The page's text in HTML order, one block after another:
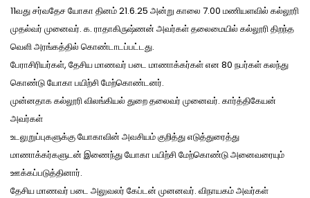
11வது சர்வதேச யோகா தினம் 21.6.25 அன்று காலை 7.00 மணியளவில் கல்லூரி
முதல்வர் முனைவர். க. ராதாகிருஷ்ணன் அவர்கள் தலைமையில் கல்லூரி திறந்த
வெளி அரங்கத்தில் கொண்டாடப்பட்டது.
பேராசிரியர்கள், தேசிய மாணவர் படை மாணாக்கர்கள் என 80 நபர்கள் கலந்து
கொண்டு யோகா பயிற்சி மேற்கொண்டனர்.
முன்னதாக கல்லூரி விலங்கியல் துறை தலைவர் முனைவர். கார்த்திகேயன்
அவர்கள்
உடலுறுப்புகளுக்கு யோகாவின் அவசியம் குறித்து எடுத்துரைத்து
மாணாக்கர்களுடன் இணைந்து யோகா பயிற்சி மேற்கொண்டு அனைவரையும்
ஊக்கப்படுத்தினார்.
தேசிய மாணவர் படை அலுவலர் கேப்டன் முனனவர். விநாயகம் அவர்கள்